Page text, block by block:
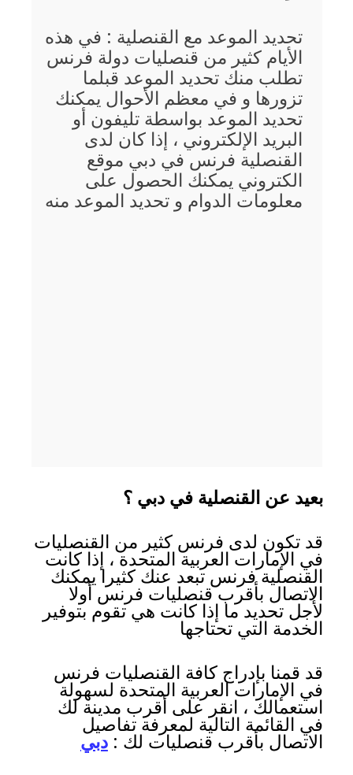
تحديد الموعد مع القنصلية : في هذه
الأيام كثير من قنصليات دولة فرنس
تطلب منك تحديد الموعد قبلما
تزورها و في معظم الأحوال يمكنك
تحديد الموعد بواسطة تليفون أو
البريد الإلكتروني ، إذا كان لدى
القنصلية فرنس في دبي موقع
الكتروني يمكنك الحصول على
معلومات الدوام و تحديد الموعد منه
بعيد عن القنصلية في دبي ؟
قد تكون لدى فرنس كثير من القنصليات
في الإمارات العربية المتحدة ، إذا كانت
القنصلية فرنس تبعد عنك كثيرا يمكنك
الاتصال بأقرب قنصليات فرنس أولا
لأجل تحديد ما إذا كانت هي تقوم بتوفير
الخدمة التي تحتاجها
قد قمنا بإدراج كافة القنصليات فرنس
في الإمارات العربية المتحدة لسهولة
استعمالك ، انقر على أقرب مدينة لك
في القائمة التالية لمعرفة تفاصيل
الاتصال بأقرب قنصليات لك :دبي